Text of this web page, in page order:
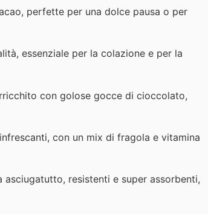
perfette per una dolce pausa o per
essenziale per la colazione e per la
con golose gocce di cioccolato,
con un mix di fragola e vitamina
resistenti e super assorbenti,